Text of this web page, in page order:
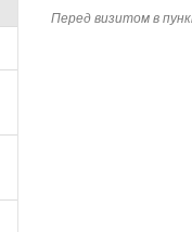
Перед визитом в